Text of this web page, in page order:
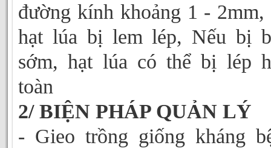
đường kính khoảng 1 - 2mm,
hạt lúa bị lem lép, Nếu bị
sớm, hạt lúa có thể bị lép
toàn
2/ BIỆN PHÁP QUẢN LÝ
- Gieo trồng giống kháng